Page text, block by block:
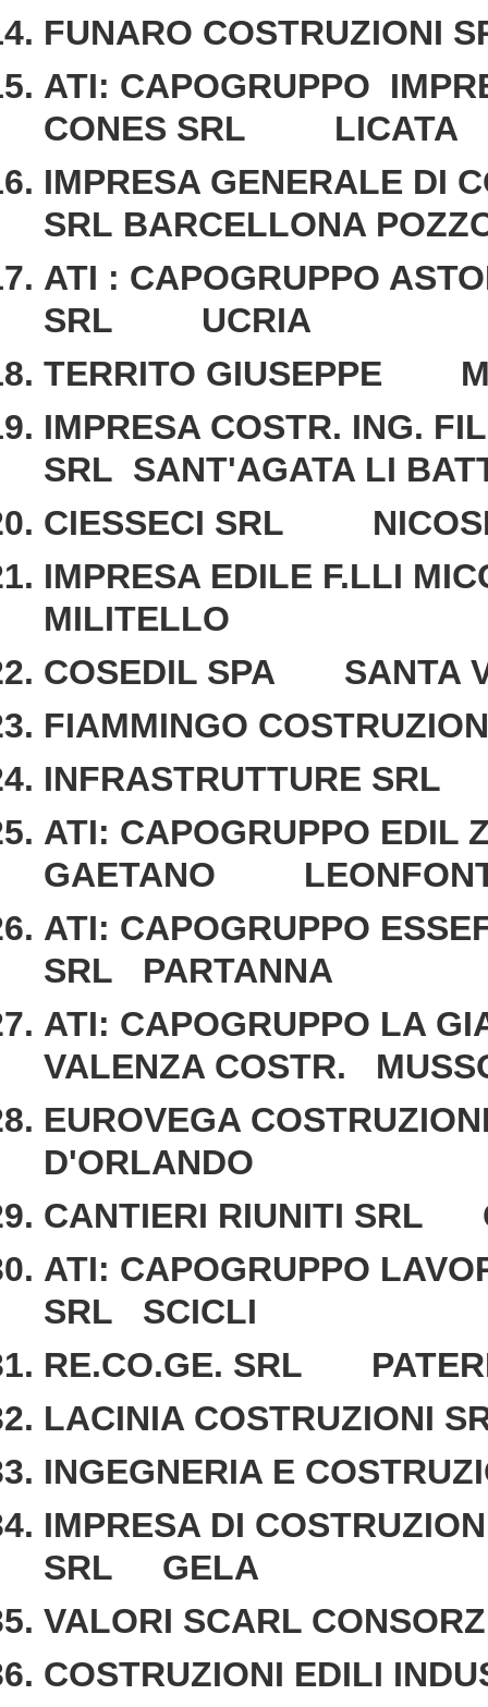
FUNARO COSTRUZIONI
ATI: CAPOGRUPPO
CONES SRL LICATA
IMPRESA GENERALE DI
SRL BARCELLONA
ATI : CAPOGRUPPO
SRL UCRIA
TERRITO GIUSEPPE
IMPRESA COSTR. ING.
SRL SANT'AGATA LI
CIESSECI SRL
IMPRESA EDILE F.LLI
MILITELLO
COSEDIL SPA SANTA
FIAMMINGO
INFRASTRUTTURE SRL
ATI: CAPOGRUPPO
GAETANO
ATI: CAPOGRUPPO
SRL PARTANNA
ATI: CAPOGRUPPO LA
VALENZA COSTR.
EUROVEGA
D'ORLANDO
CANTIERI RIUNITI SRL
ATI: CAPOGRUPPO
SRL SCICLI
RE.CO.GE. SRL
LACINIA COSTRUZIONI
INGEGNERIA E
IMPRESA DI
SRL GELA
VALORI SCARL
COSTRUZIONI EDILI